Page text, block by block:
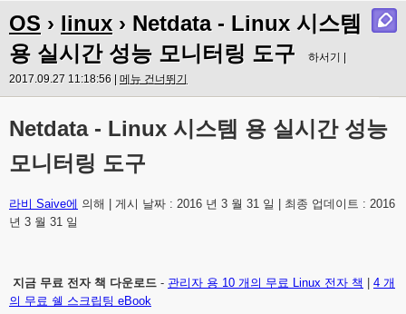
OS › linux › Netdata - Linux 시스템
용 실시간 성능 모니터링 도구
하서기 |
2017.09.27 11:18:56 | 메뉴 건너뛰기
Netdata - Linux 시스템 용 실시간 성능
모니터링 도구
라비 Saive에 의해 게시 날짜 : 2016 년 3 월 31 일 | 최종 업데이트 : 2016
년 3 월 31 일
지금 무료 전자 책 다운로드 - 관리자 용 10 개의 무료 Linux 전자 책
4 개
의 무료 쉘 스크립팅 eBook